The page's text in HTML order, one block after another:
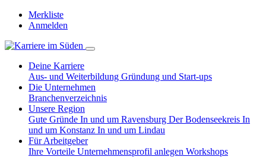
Merkliste
Anmelden
Deine Karriere
Aus- und Weiterbildung Gründung und Start-ups
Die Unternehmen
Branchenverzeichnis
Unsere Region
Gute Gründe In und um Ravensburg Der Bodenseekreis In
und um Konstanz In und um Lindau
Für Arbeitgeber
Ihre Vorteile Unternehmensprofil anlegen Workshops